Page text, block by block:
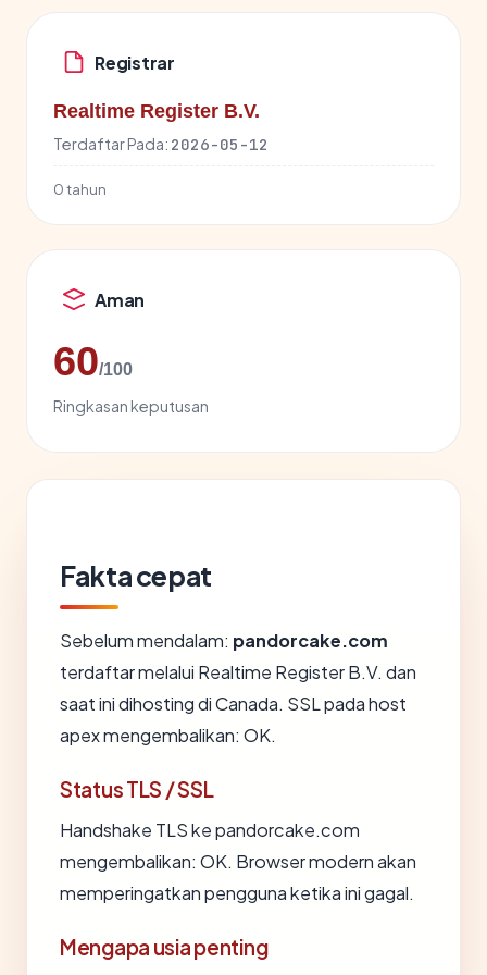
Registrar
Realtime Register B.V.
Terdaftar Pada: 2026-05-12
0 tahun
Aman
60/100
Ringkasan keputusan
Fakta cepat
Sebelum mendalam: pandorcake.com
terdaftar melalui Realtime Register B.V. dan
saat ini dihosting di Canada. SSL pada host
apex mengembalikan: OK.
Status TLS / SSL
Handshake TLS ke pandorcake.com
mengembalikan: OK. Browser modern akan
memperingatkan pengguna ketika ini gagal.
Mengapa usia penting